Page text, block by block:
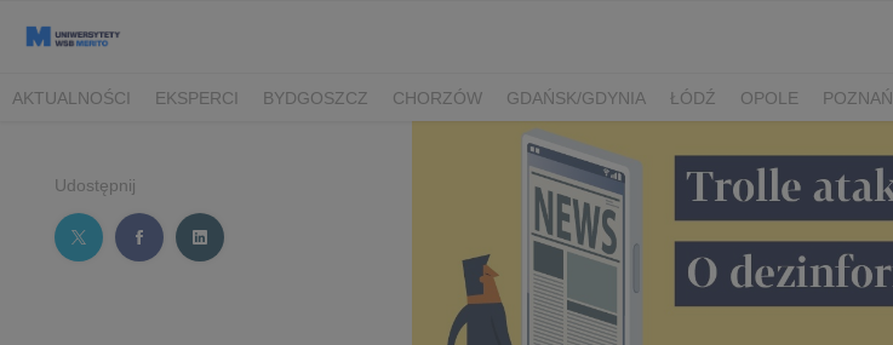
AKTUALNOŚCI EKSPERCI BYDGOSZCZ CHORZÓW GDAŃSK/GDYNIA ŁÓDŹ OPOLE POZNAŃ
Udostępnij